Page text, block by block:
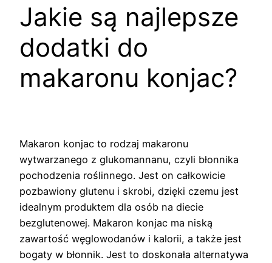
Jakie są najlepsze
dodatki do
makaronu konjac?
Makaron konjac to rodzaj makaronu
wytwarzanego z glukomannanu, czyli błonnika
pochodzenia roślinnego. Jest on całkowicie
pozbawiony glutenu i skrobi, dzięki czemu jest
idealnym produktem dla osób na diecie
bezglutenowej. Makaron konjac ma niską
zawartość węglowodanów i kalorii, a także jest
bogaty w błonnik. Jest to doskonała alternatywa